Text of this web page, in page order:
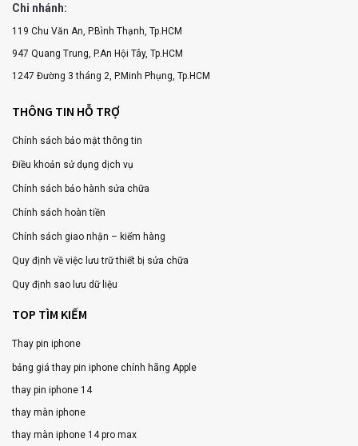
Chi nhánh:
119 Chu Văn An, P.Bình Thạnh, Tp.HCM
947 Quang Trung, P.An Hội Tây, Tp.HCM
1247 Đường 3 tháng 2, P.Minh Phụng, Tp.HCM
THÔNG TIN HỖ TRỢ
Chính sách bảo mật thông tin
Điều khoản sử dụng dịch vụ
Chính sách bảo hành sửa chữa
Chính sách hoàn tiền
Chính sách giao nhận – kiểm hàng
Quy định về việc lưu trữ thiết bị sửa chữa
Quy định sao lưu dữ liệu
TOP TÌM KIẾM
Thay pin iphone
bảng giá thay pin iphone chính hãng Apple
thay pin iphone 14
thay màn iphone
thay màn iphone 14 pro max